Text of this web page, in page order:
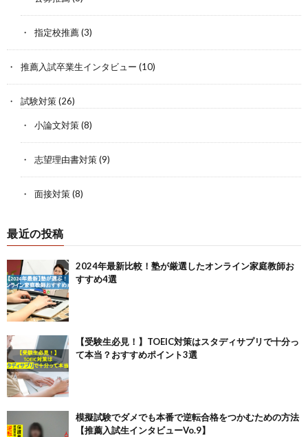
指定校推薦(3)
推薦入試卒業生インタビュー (10)
試験対策(26)
小論文対策(8)
志望理由書対策(9)
面接対策(8)
最近の投稿
2024年最新比較！塾が厳選したオンライン家庭教師お
すすめ4選
【受験生必見！】TOEIC対策はスタディサプリで十分っ
て本当？おすすめポイント3選
模擬試験でダメでも本番で逆転合格をつかむための方法
【推薦入試生インタビューVo.9】